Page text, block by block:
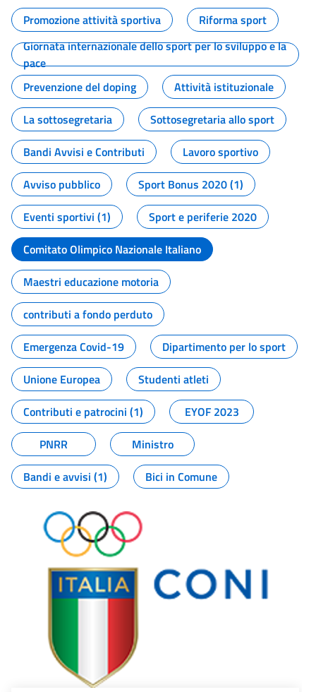
Promozione attività sportiva
Riforma sport
Giornata internazionale dello sport per lo sviluppo e la
pace
Prevenzione del doping
Attività istituzionale
La sottosegretaria
Sottosegretaria allo sport
Bandi Avvisi e Contributi
Lavoro sportivo
Avviso pubblico
Sport Bonus 2020 (1)
Eventi sportivi (1)
Sport e periferie 2020
Comitato Olimpico Nazionale Italiano
Maestri educazione motoria
contributi a fondo perduto
Emergenza Covid-19
Dipartimento per lo sport
Unione Europea
Studenti atleti
Contributi e patrocini (1)
EYOF 2023
PNRR
Ministro
Bandi e avvisi (1)
Bici in Comune